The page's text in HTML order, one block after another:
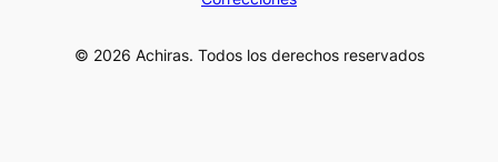
© 2026 Achiras. Todos los derechos reservados